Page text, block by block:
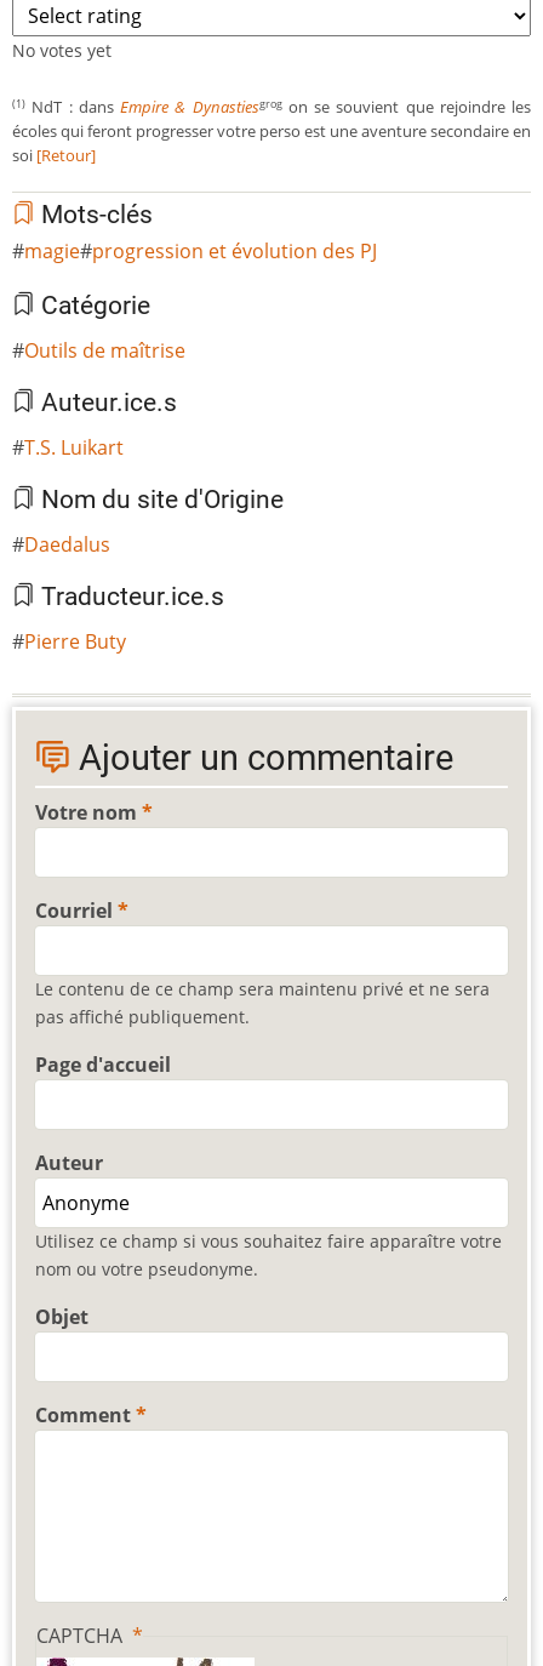
No votes yet
(1) NdT : dans Empire & Dynastiesgrogon se souvient que rejoindre les
écoles qui feront progresser votre perso est une aventure secondaire en
soi [Retour]
Mots-clés
magie progression et évolution des PJ
Catégorie
Outils de maîtrise
Auteur.ice.s
T.S. Luikart
Nom du site d'Origine
Daedalus
Traducteur.ice.s
Pierre Buty
Ajouter un commentaire
Votre nom
Courriel
Le contenu de ce champ sera maintenu privé et ne sera
pas affiché publiquement.
Page d'accueil
Auteur
Utilisez ce champ si vous souhaitez faire apparaître votre
nom ou votre pseudonyme.
Objet
Comment
CAPTCHA